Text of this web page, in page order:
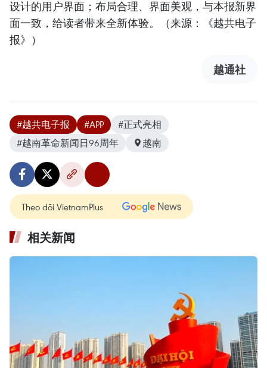
设计的用户界面；布局合理、界面美观，与本报新界
面一致，给读者带来全新体验。（来源：《越共电子
报》）
越通社
#越共电子报 #APP
#正式亮相
#越南革命新闻日96周年
越南
Theo dõi VietnamPlus
相关新闻